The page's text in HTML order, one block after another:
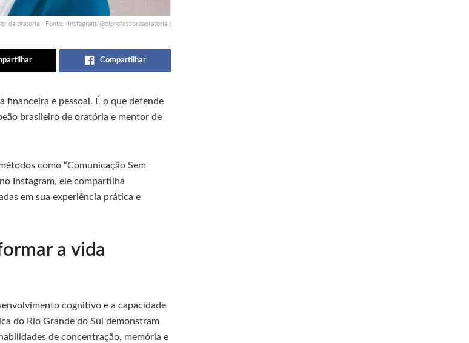
da oratoria - Fonte: (Instagram/@elprofessordaoratoria )
Compartilhar
e pessoal. É o que defende
brasileiro de oratória e mentor de
como “Comunicação Sem
Instagram, ele compartilha
em sua experiência prática e
a vida
cognitivo e a capacidade
do Rio Grande do Sul demonstram
de concentração, memória e